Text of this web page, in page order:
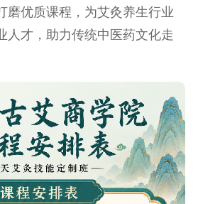
磨优质课程，为艾灸养生行业
人才，助力传统中医药文化走